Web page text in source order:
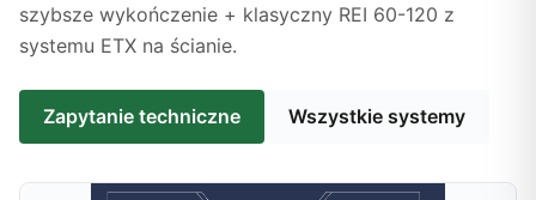
szybsze wykończenie + klasyczny REI 60-120 z
systemu ETX na ścianie.
Zapytanie techniczne Wszystkie systemy